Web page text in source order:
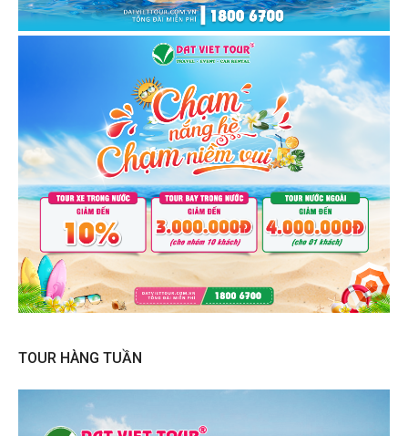
TOUR HÀNG TUẦN